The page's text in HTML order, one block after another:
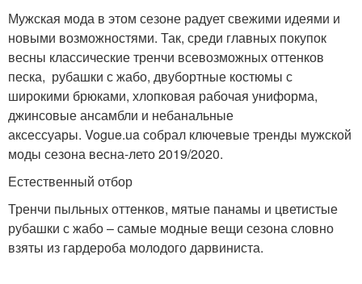
Мужская мода в этом сезоне радует свежими идеями и
новыми возможностями. Так, среди главных покупок
весны классические тренчи всевозможных оттенков
песка, рубашки с жабо, двубортные костюмы с
широкими брюками, хлопковая рабочая униформа,
джинсовые ансамбли и небанальные
аксессуары. Vogue.ua собрал ключевые тренды мужской
моды сезона весна-лето 2019/2020.
Естественный отбор
Тренчи пыльных оттенков, мятые панамы и цветистые
рубашки с жабо – самые модные вещи сезона словно
взяты из гардероба молодого дарвиниста.